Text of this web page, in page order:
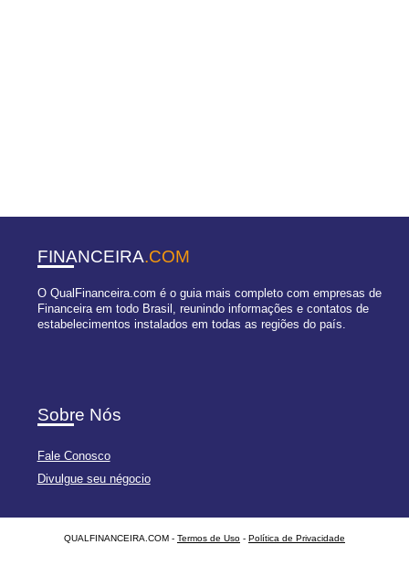
FINANCEIRA.COM
O QualFinanceira.com é o guia mais completo com empresas de
Financeira em todo Brasil, reunindo informações e contatos de
estabelecimentos instalados em todas as regiões do país.
Sobre Nós
Fale Conosco
Divulgue seu négocio
QUALFINANCEIRA.COM - Termos de Uso - Política de Privacidade